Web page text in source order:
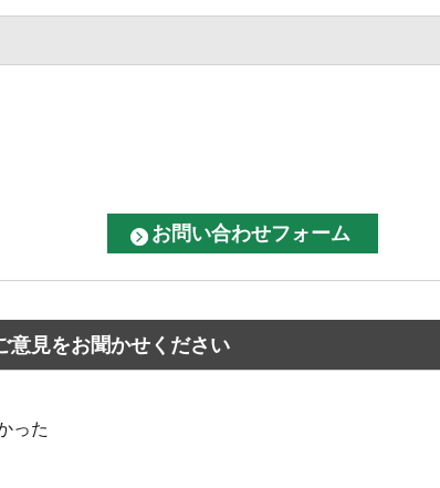
意見をお聞かせください
った